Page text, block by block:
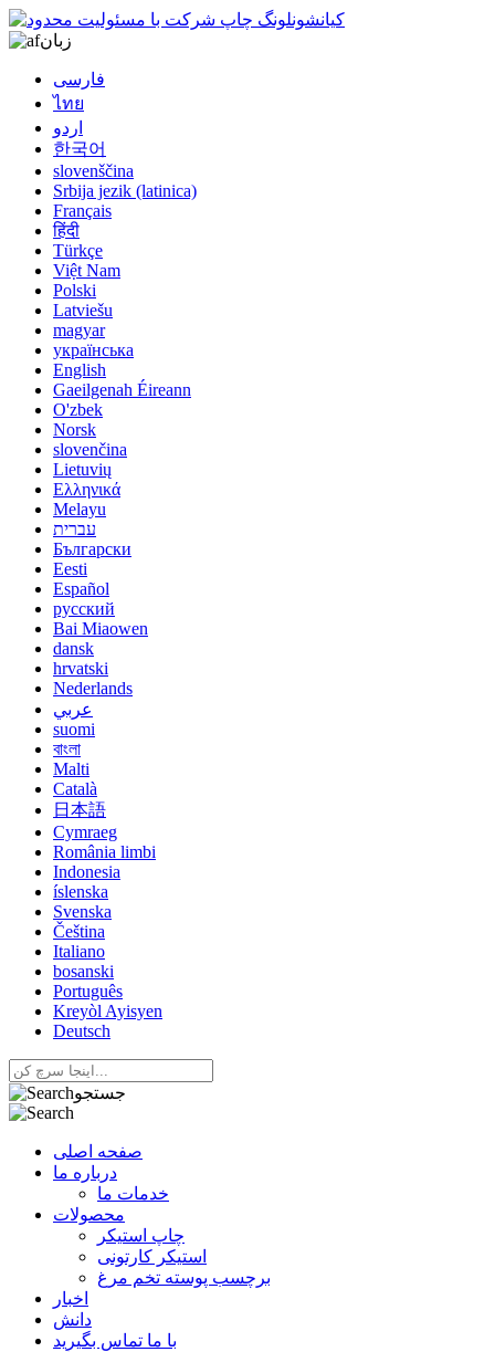
زبان
فارسی
ไทย
اردو
한국어
slovenščina
Srbija jezik (latinica)
Français
हिंदी
Türkçe
Việt Nam
Polski
Latviešu
magyar
українська
English
Gaeilgenah Éireann
O'zbek
Norsk
slovenčina
Lietuvių
Ελληνικά
Melayu
עברית
Български
Eesti
Español
русский
Bai Miaowen
dansk
hrvatski
Nederlands
عربي
suomi
বাংলা
Malti
Català
日本語
Cymraeg
România limbi
Indonesia
íslenska
Svenska
Čeština
Italiano
bosanski
Português
Kreyòl Ayisyen
Deutsch
جستجو
صفحه اصلی
درباره ما
خدمات ما
محصولات
چاپ استیکر
استیکر کارتونی
برچسب پوسته تخم مرغ
اخبار
دانش
با ما تماس بگیرید